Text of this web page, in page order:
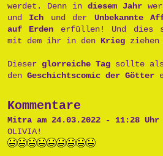
werdet. Denn in diesem Jahr
und Ich und der Unbekannte
auf Erden erfüllen! Und dies
mit dem ihr in den Krieg ziehen
Dieser glorreiche Tag sollte
den Geschichtscomic der Götter
Kommentare
Mitra am 24.03.2022 - 11:28 Uhr
OLIVIA!